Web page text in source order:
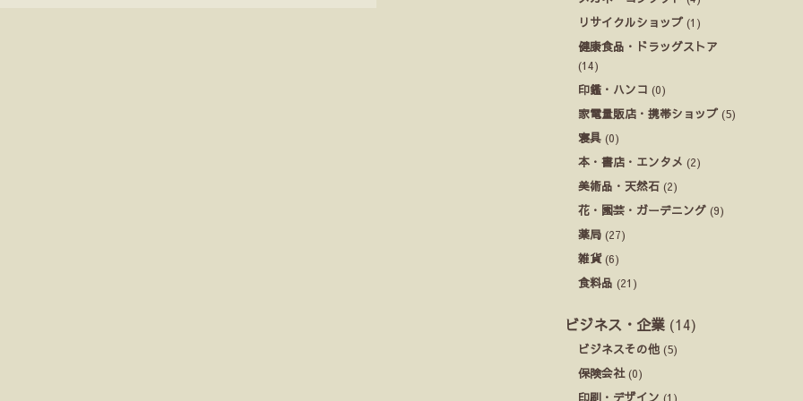
リサイクルショップ (1)
健康食品・ドラッグストア
(14)
印鑑・ハンコ (0)
家電量販店・携帯ショップ (5)
寝具 (0)
本・書店・エンタメ (2)
美術品・天然石 (2)
花・園芸・ガーデニング (9)
薬局 (27)
雑貨(6)
食料品 (21)
ビジネス・企業 (14)
ビジネスその他 (5)
保険会社(0)
印刷・デザイン (1)